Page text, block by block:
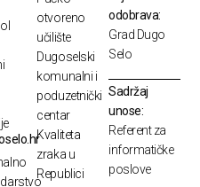
otvoreno
učilište
Dugoselski
komunalni i
poduzetnički
centar
Kvaliteta
zraka u
Republici
odobrava:
Grad Dugo
Selo
Sadržaj
unose:
Referent za
informatičke
poslove